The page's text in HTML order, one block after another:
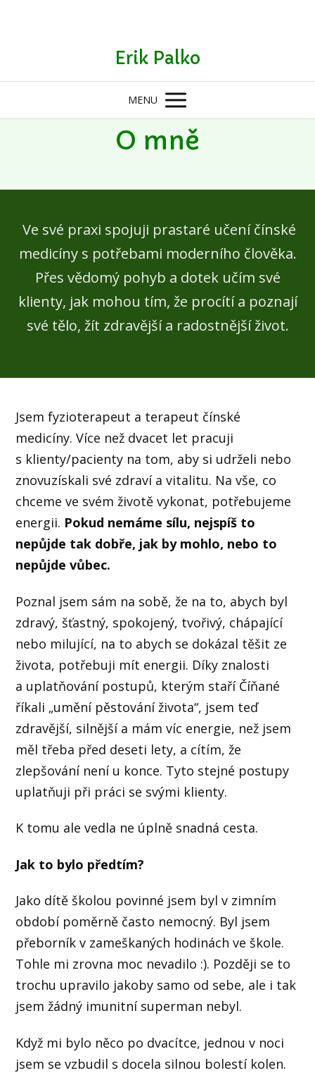
Erik Palko
MENU
O mně
Ve své praxi spojuji prastaré učení čínské
medicíny s potřebami moderního člověka.
Přes vědomý pohyb a dotek učím své
klienty, jak mohou tím, že procítí a poznají
své tělo, žít zdravější a radostnější život.
Jsem fyzioterapeut a terapeut čínské
medicíny. Více než dvacet let pracuji
s klienty/pacienty na tom, aby si udrželi nebo
znovuzískali své zdraví a vitalitu. Na vše, co
chceme ve svém životě vykonat, potřebujeme
energii. Pokud nemáme sílu, nejspíš to
nepůjde tak dobře, jak by mohlo, nebo to
nepůjde vůbec.
Poznal jsem sám na sobě, že na to, abych byl
zdravý, šťastný, spokojený, tvořivý, chápající
nebo milující, na to abych se dokázal těšit ze
života, potřebuji mít energii. Díky znalosti
a uplatňování postupů, kterým staří Číňané
říkali „umění pěstování života“, jsem teď
zdravější, silnější a mám víc energie, než jsem
měl třeba před deseti lety, a cítím, že
zlepšování není u konce. Tyto stejné postupy
uplatňuji při práci se svými klienty.
K tomu ale vedla ne úplně snadná cesta.
Jak to bylo předtím?
Jako dítě školou povinné jsem byl v zimním
období poměrně často nemocný. Byl jsem
přeborník v zameškaných hodinách ve škole.
Tohle mi zrovna moc nevadilo :). Později se to
trochu upravilo jakoby samo od sebe, ale i tak
jsem žádný imunitní superman nebyl.
Když mi bylo něco po dvacítce, jednou v noci
jsem se vzbudil s docela silnou bolestí kolen.